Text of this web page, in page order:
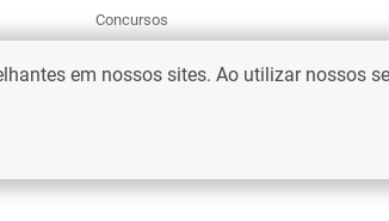
Concursos
em nossos sites. Ao utilizar nossos